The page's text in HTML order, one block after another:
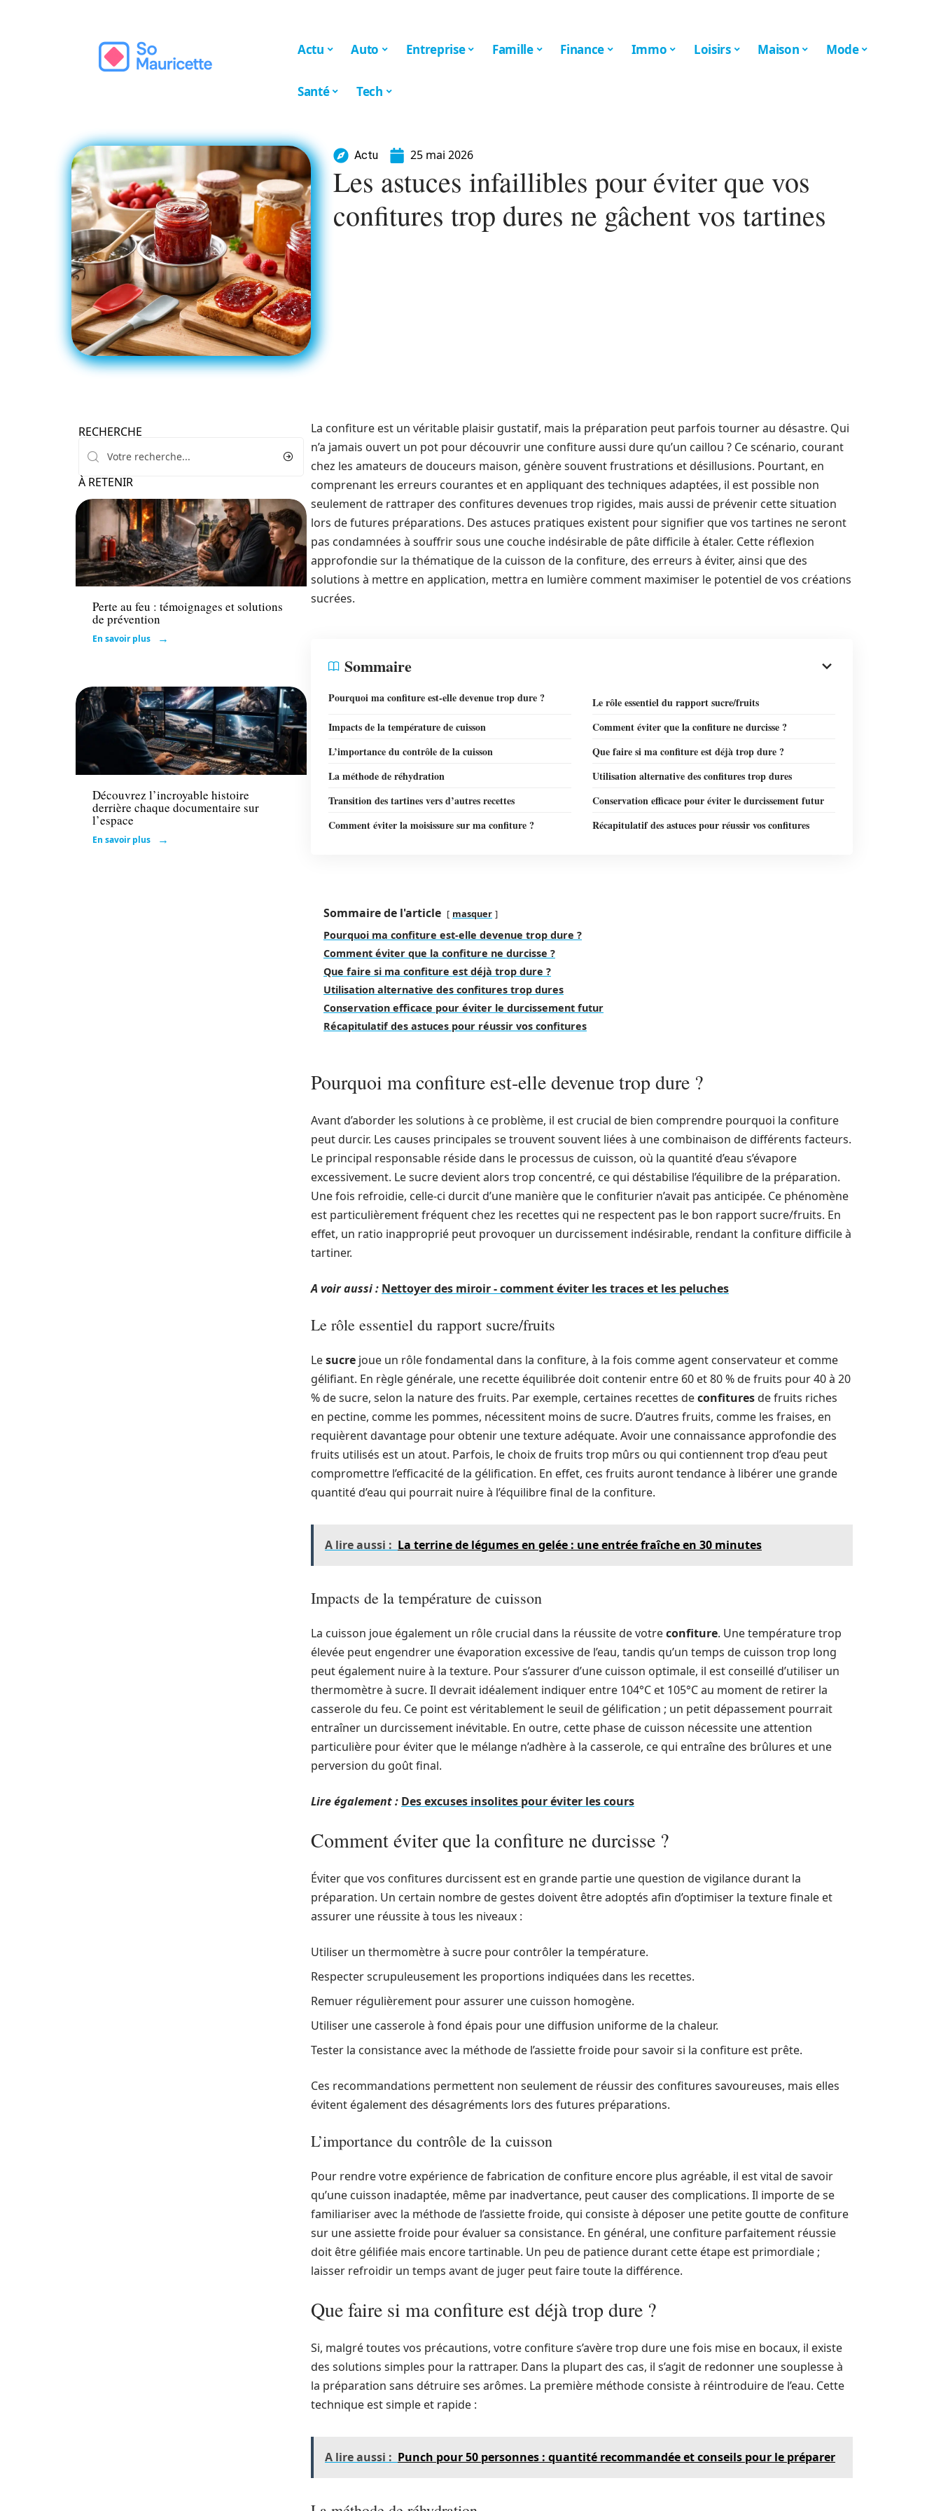
Actu Auto Entreprise Famille Finance Immo Loisirs Maison Mode
Santé Tech
Actu 25 mai 2026
Les astuces infaillibles pour éviter que vos
confitures trop dures ne gâchent vos tartines
RECHERCHE
À RETENIR
Entreprise
Perte au feu : témoignages et solutions
de prévention
En savoir plus
Loisirs
Découvrez l’incroyable histoire
derrière chaque documentaire sur
l’espace
En savoir plus
La confiture est un véritable plaisir gustatif, mais la préparation peut parfois tourner au désastre. Qui
n’a jamais ouvert un pot pour découvrir une confiture aussi dure qu’un caillou ? Ce scénario, courant
chez les amateurs de douceurs maison, génère souvent frustrations et désillusions. Pourtant, en
comprenant les erreurs courantes et en appliquant des techniques adaptées, il est possible non
seulement de rattraper des confitures devenues trop rigides, mais aussi de prévenir cette situation
lors de futures préparations. Des astuces pratiques existent pour signifier que vos tartines ne seront
pas condamnées à souffrir sous une couche indésirable de pâte difficile à étaler. Cette réflexion
approfondie sur la thématique de la cuisson de la confiture, des erreurs à éviter, ainsi que des
solutions à mettre en application, mettra en lumière comment maximiser le potentiel de vos créations
sucrées.
Sommaire
Pourquoi ma confiture est-elle devenue trop dure ?
Le rôle essentiel du rapport sucre/fruits
Impacts de la température de cuisson
Comment éviter que la confiture ne durcisse ?
L’importance du contrôle de la cuisson
Que faire si ma confiture est déjà trop dure ?
La méthode de réhydration
Utilisation alternative des confitures trop dures
Transition des tartines vers d’autres recettes
Conservation efficace pour éviter le durcissement futur
Comment éviter la moisissure sur ma confiture ?
Récapitulatif des astuces pour réussir vos confitures
Sommaire de l'article masquer
Pourquoi ma confiture est-elle devenue trop dure ?
Comment éviter que la confiture ne durcisse ?
Que faire si ma confiture est déjà trop dure ?
Utilisation alternative des confitures trop dures
Conservation efficace pour éviter le durcissement futur
Récapitulatif des astuces pour réussir vos confitures
Pourquoi ma confiture est-elle devenue trop dure ?
Avant d’aborder les solutions à ce problème, il est crucial de bien comprendre pourquoi la confiture
peut durcir. Les causes principales se trouvent souvent liées à une combinaison de différents facteurs.
Le principal responsable réside dans le processus de cuisson, où la quantité d’eau s’évapore
excessivement. Le sucre devient alors trop concentré, ce qui déstabilise l’équilibre de la préparation.
Une fois refroidie, celle-ci durcit d’une manière que le confiturier n’avait pas anticipée. Ce phénomène
est particulièrement fréquent chez les recettes qui ne respectent pas le bon rapport sucre/fruits. En
effet, un ratio inapproprié peut provoquer un durcissement indésirable, rendant la confiture difficile à
tartiner.
A voir aussi : Nettoyer des miroir - comment éviter les traces et les peluches
Le rôle essentiel du rapport sucre/fruits
Lesucre joue un rôle fondamental dans la confiture, à la fois comme agent conservateur et comme
gélifiant. En règle générale, une recette équilibrée doit contenir entre 60 et 80 % de fruits pour 40 à 20
% de sucre, selon la nature des fruits. Par exemple, certaines recettes deconfituresde fruits riches
en pectine, comme les pommes, nécessitent moins de sucre. D’autres fruits, comme les fraises, en
requièrent davantage pour obtenir une texture adéquate. Avoir une connaissance approfondie des
fruits utilisés est un atout. Parfois, le choix de fruits trop mûrs ou qui contiennent trop d’eau peut
compromettre l’efficacité de la gélification. En effet, ces fruits auront tendance à libérer une grande
quantité d’eau qui pourrait nuire à l’équilibre final de la confiture.
A lire aussi : La terrine de légumes en gelée : une entrée fraîche en 30 minutes
Impacts de la température de cuisson
La cuisson joue également un rôle crucial dans la réussite de votreconfiture. Une température trop
élevée peut engendrer une évaporation excessive de l’eau, tandis qu’un temps de cuisson trop long
peut également nuire à la texture. Pour s’assurer d’une cuisson optimale, il est conseillé d’utiliser un
thermomètre à sucre. Il devrait idéalement indiquer entre 104°C et 105°C au moment de retirer la
casserole du feu. Ce point est véritablement le seuil de gélification ; un petit dépassement pourrait
entraîner un durcissement inévitable. En outre, cette phase de cuisson nécessite une attention
particulière pour éviter que le mélange n’adhère à la casserole, ce qui entraîne des brûlures et une
perversion du goût final.
Lire également : Des excuses insolites pour éviter les cours
Comment éviter que la confiture ne durcisse ?
Éviter que vos confitures durcissent est en grande partie une question de vigilance durant la
préparation. Un certain nombre de gestes doivent être adoptés afin d’optimiser la texture finale et
assurer une réussite à tous les niveaux :
Utiliser un thermomètre à sucre pour contrôler la température.
Respecter scrupuleusement les proportions indiquées dans les recettes.
Remuer régulièrement pour assurer une cuisson homogène.
Utiliser une casserole à fond épais pour une diffusion uniforme de la chaleur.
Tester la consistance avec la méthode de l’assiette froide pour savoir si la confiture est prête.
Ces recommandations permettent non seulement de réussir des confitures savoureuses, mais elles
évitent également des désagréments lors des futures préparations.
L’importance du contrôle de la cuisson
Pour rendre votre expérience de fabrication de confiture encore plus agréable, il est vital de savoir
qu’une cuisson inadaptée, même par inadvertance, peut causer des complications. Il importe de se
familiariser avec la méthode de l’assiette froide, qui consiste à déposer une petite goutte de confiture
sur une assiette froide pour évaluer sa consistance. En général, une confiture parfaitement réussie
doit être gélifiée mais encore tartinable. Un peu de patience durant cette étape est primordiale ;
laisser refroidir un temps avant de juger peut faire toute la différence.
Que faire si ma confiture est déjà trop dure ?
Si, malgré toutes vos précautions, votre confiture s’avère trop dure une fois mise en bocaux, il existe
des solutions simples pour la rattraper. Dans la plupart des cas, il s’agit de redonner une souplesse à
la préparation sans détruire ses arômes. La première méthode consiste à réintroduire de l’eau. Cette
technique est simple et rapide :
A lire aussi : Punch pour 50 personnes : quantité recommandée et conseils pour le préparer